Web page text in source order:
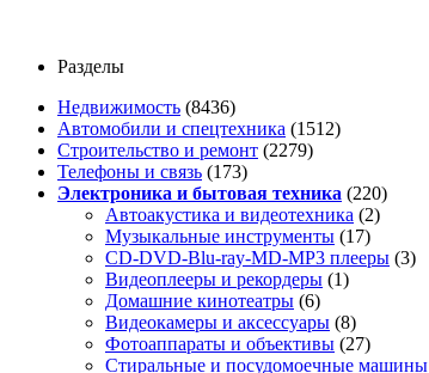
Разделы
Недвижимость (8436)
Автомобили и спецтехника (1512)
Строительство и ремонт (2279)
Телефоны и связь (173)
Электроника и бытовая техника (220)
Автоакустика и видеотехника (2)
Музыкальные инструменты (17)
CD-DVD-Blu-ray-MD-MP3 плееры (3)
Видеоплееры и рекордеры (1)
Домашние кинотеатры (6)
Видеокамеры и аксессуары (8)
Фотоаппараты и объективы (27)
Стиральные и посудомоечные машины